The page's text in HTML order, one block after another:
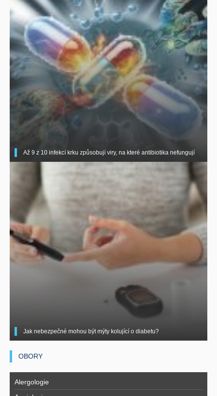
Až 9 z 10 infekcí krku způsobují viry, na které antibiotika nefungují
Jak nebezpečné mohou být mýty kolující o diabetu?
OBORY
Alergologie